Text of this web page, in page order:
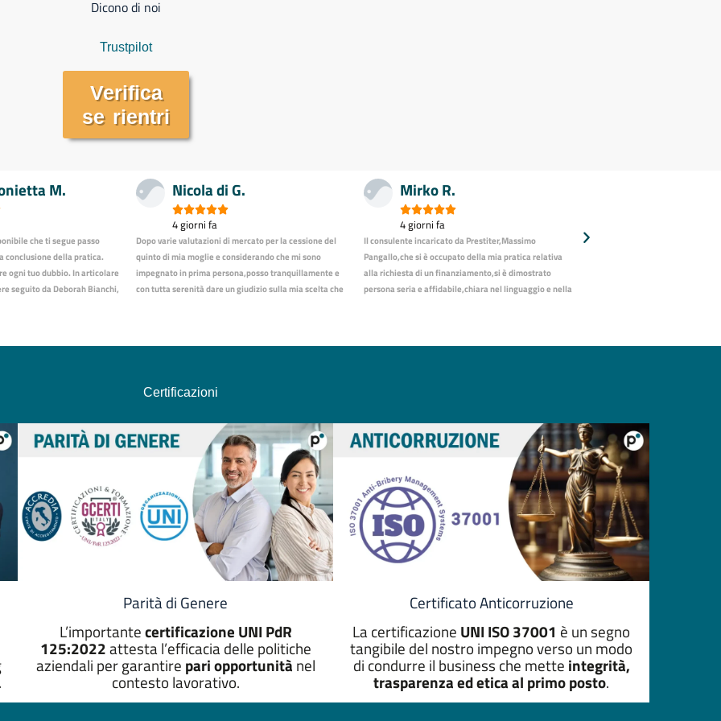
Dicono di noi
Trustpilot
Verifica
se rientri
M.
che ti segue passo
conclusione della pratica.
ogni tuo dubbio. In articolare
seguito da Deborah Bianchi,
cercare di risolvere qualsiasi
dei modi con grande
come persona e come
D'adderio Daniela P.
finanziamento e in tempi
ed evasa rispettando le
molto professionale e cortese
e a tutte le
dubbi. Mi ha seguita
per la disponibilità.
ago Quello con
rapporto molto soddisfacente,
Pezzano ha una marcia in più
insieme a una
attenzione nei confronti
il massimo beneficio, di
Prestiter può essere fiera .
Nicola di G.

4 giorni fa
Dopo varie valutazioni di mercato per la cessione del
quinto di mia moglie e considerando che mi sono
impegnato in prima persona,posso tranquillamente e
con tutta serenità dare un giudizio sulla mia scelta che
stima
Mirko R.

4 giorni fa
Il consulente incaricato da Prestiter,Massimo
Pangallo,che si è occupato della mia pratica relativa
alla richiesta di un finanziamento,si è dimostrato
persona seria e affidabile,chiara nel linguaggio e nella
Certificazioni
Parità di Genere
L’importantecertificazione UNI PdR
125:2022attesta l’efficacia delle politiche
aziendali per garantire pari opportunità nel
contesto lavorativo.
Certificato Anticorruzione
La certificazione UNI ISO 37001 è un segno
tangibile del nostro impegno verso un modo
di condurre il business che mette integrità,
trasparenza ed etica al primo posto.